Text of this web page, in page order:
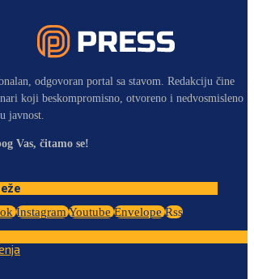
odgovoran portal sa stavom. Redakciju čine
koji beskompromisno, otvoreno i nedvosmisleno
javnost.
Vas, čitamo se!
Instagram Youtube Envelope Rss